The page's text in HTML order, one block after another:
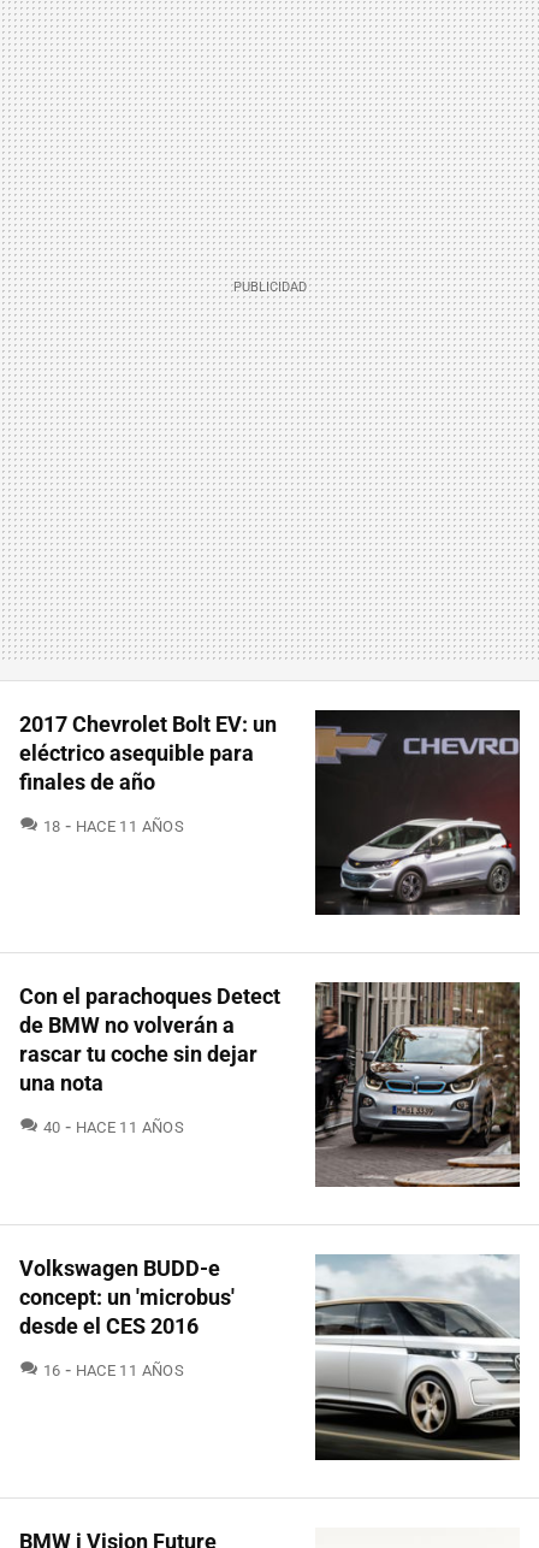
2017 Chevrolet Bolt EV: un
eléctrico asequible para
finales de año
18 COMENTARIOS
HACE 11 AÑOS
Con el parachoques Detect
de BMW no volverán a
rascar tu coche sin dejar
una nota
40 COMENTARIOS
HACE 11 AÑOS
Volkswagen BUDD-e
concept: un 'microbus'
desde el CES 2016
16 COMENTARIOS
HACE 11 AÑOS
BMW i Vision Future